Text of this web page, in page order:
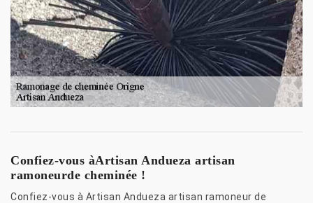
Confiez-vous àArtisan Andueza artisan
ramoneurde cheminée !
Confiez-vous à Artisan Andueza artisan ramoneur de